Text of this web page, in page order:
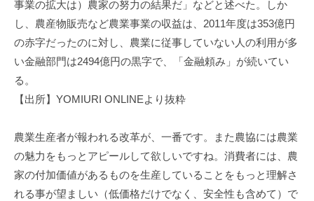
事業の拡大は）農家の努力の結果だ」などと述べた。しか
し、農産物販売など農業事業の収益は、2011年度は353億円
の赤字だったのに対し、農業に従事していない人の利用が多
い金融部門は2494億円の黒字で、「金融頼み」が続いてい
る。
【出所】YOMIURI ONLINEより抜粋
農業生産者が報われる改革が、一番です。また農協には農業
の魅力をもっとアピールして欲しいですね。消費者には、農
家の付加価値があるものを生産していることをもっと理解さ
れる事が望ましい（低価格だけでなく、安全性も含めて）で